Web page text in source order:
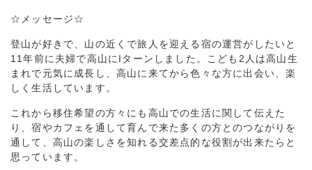
☆メッセージ☆
登山が好きで、山の近くで旅人を迎える宿の運営がしたいと
11年前に夫婦で高山にIターンしました。こども2人は高山生
まれで元気に成長し、高山に来てから色々な方に出会い、楽
しく生活しています。
これから移住希望の方々にも高山での生活に関して伝えた
り、宿やカフェを通して育んで来た多くの方とのつながりを
通して、高山の楽しさを知れる交差点的な役割が出来たらと
思っています。